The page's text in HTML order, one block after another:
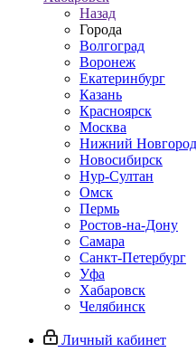
Назад
Города
Волгоград
Воронеж
Екатеринбург
Казань
Красноярск
Москва
Нижний Новгород
Новосибирск
Нур-Султан
Омск
Пермь
Ростов-на-Дону
Самара
Санкт-Петербург
Уфа
Хабаровск
Челябинск
Личный кабинет